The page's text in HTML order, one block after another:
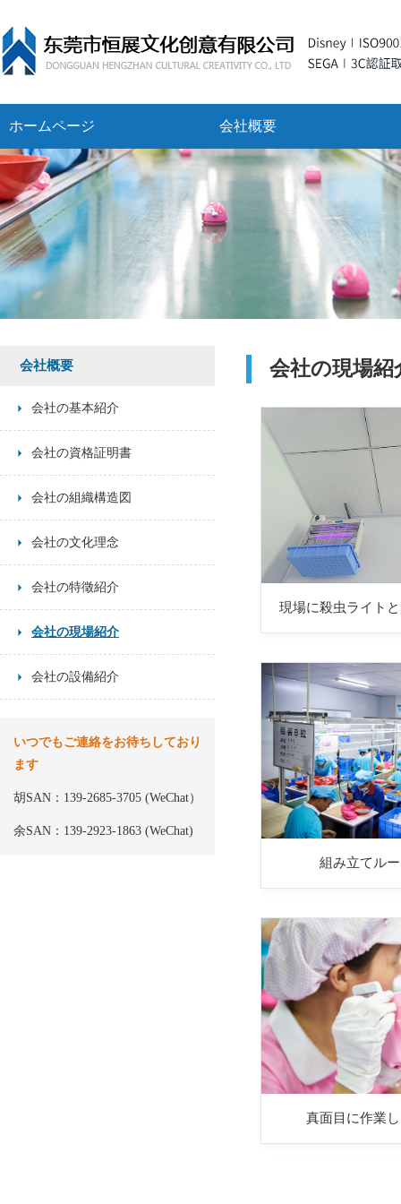
ホームページ 会社概要
会社概要
会社の基本紹介
会社の資格証明書
会社の組織構造図
会社の文化理念
会社の特徵紹介
会社の現場紹介
会社の設備紹介
いつでもご連絡をお待ちしており
ます
胡SAN：139-2685-3705 (WeChat）
余SAN：139-2923-1863 (WeChat)
会社の現場紹
現場に殺虫ライト
組み立てル
真面目に作業